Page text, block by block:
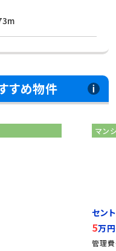
すめ物件
ルビレッジ百道
1K
共益費 5,000円